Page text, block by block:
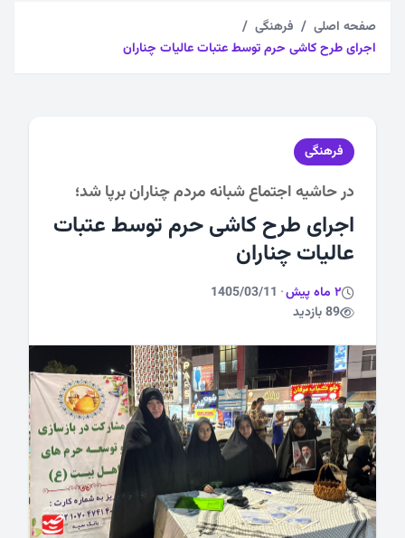
چندرسانه
فرهنگی
ورزشی
صفحه اصلی
فرهنگی
اجرای طرح کاشی حرم توسط عتبات عالیات چناران
فرهنگی
در حاشیه اجتماع شبانه مردم چناران برپا شد؛
اجرای طرح کاشی حرم توسط عتبات
عالیات چناران
2 ماه پیش ·
1405/03/11
89 بازدید